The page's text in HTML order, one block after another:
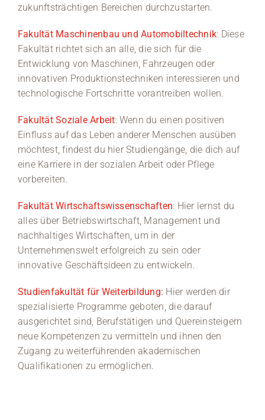
zukunftsträchtigen Bereichen durchzustarten.
Fakultät Maschinenbau und Automobiltechnik: Diese
Fakultät richtet sich an alle, die sich für die
Entwicklung von Maschinen, Fahrzeugen oder
innovativen Produktionstechniken interessieren und
technologische Fortschritte vorantreiben wollen.
Fakultät Soziale Arbeit: Wenn du einen positiven
Einfluss auf das Leben anderer Menschen ausüben
möchtest, findest du hier Studiengänge, die dich auf
eine Karriere in der sozialen Arbeit oder Pflege
vorbereiten.
Fakultät Wirtschaftswissenschaften: Hier lernst du
alles über Betriebswirtschaft, Management und
nachhaltiges Wirtschaften, um in der
Unternehmenswelt erfolgreich zu sein oder
innovative Geschäftsideen zu entwickeln.
Studienfakultät für Weiterbildung: Hier werden dir
spezialisierte Programme geboten, die darauf
ausgerichtet sind, Berufstätigen und Quereinsteigern
neue Kompetenzen zu vermitteln und ihnen den
Zugang zu weiterführenden akademischen
Qualifikationen zu ermöglichen.